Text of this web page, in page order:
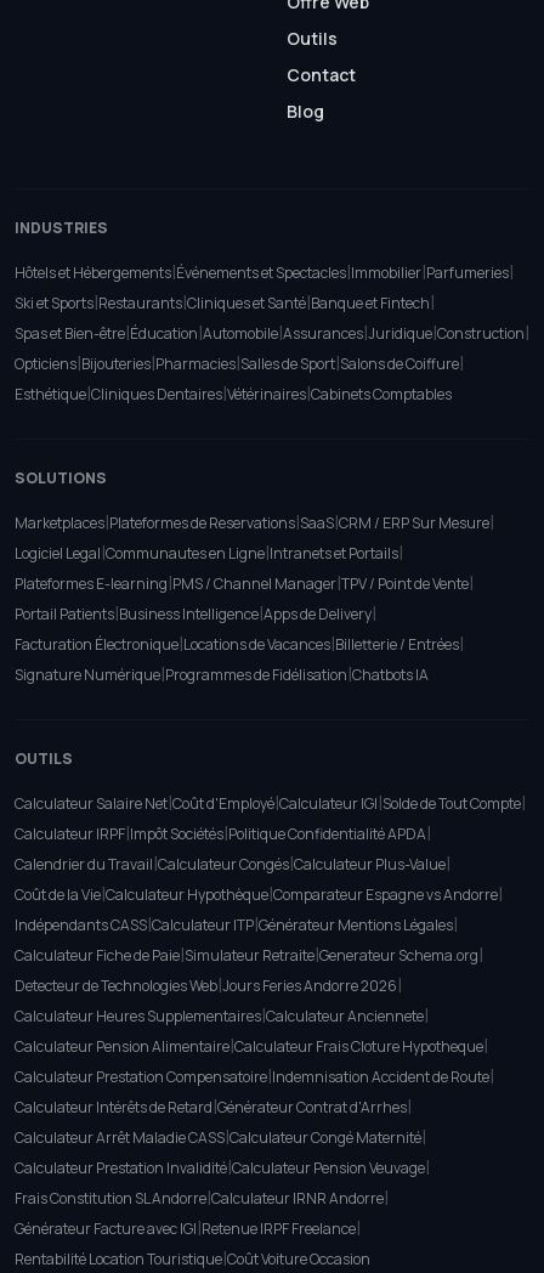
Outils
Contact
Blog
INDUSTRIES
Hôtels et Hébergements|Événements et Spectacles|Immobilier|Parfumeries|
Ski et Sports|Restaurants|Cliniques et Santé|Banque et Fintech|
Spas et Bien-être|Éducation|Automobile|Assurances|Juridique|Construction|
Opticiens|Bijouteries|Pharmacies|Salles de Sport|Salons de Coiffure|
Esthétique|Cliniques Dentaires|Vétérinaires|Cabinets Comptables
SOLUTIONS
Marketplaces|Plateformes de Reservations|SaaS|CRM / ERP Sur Mesure|
Logiciel Legal|Communautes en Ligne|Intranets et Portails|
Plateformes E-learning|PMS / Channel Manager|TPV / Point de Vente|
Portail Patients|Business Intelligence|Apps de Delivery|
Facturation Électronique|Locations de Vacances|Billetterie / Entrées|
Signature Numérique|Programmes de Fidélisation|Chatbots IA
OUTILS
Calculateur Salaire Net|Coût d'Employé|Calculateur IGI|Solde de Tout Compte|
Calculateur IRPF|Impôt Sociétés|Politique Confidentialité APDA|
Calendrier du Travail|Calculateur Congés|Calculateur Plus-Value|
Coût de la Vie|Calculateur Hypothèque|Comparateur Espagne vs Andorre|
Indépendants CASS|Calculateur ITP|Générateur Mentions Légales|
Calculateur Fiche de Paie|Simulateur Retraite|Generateur Schema.org|
Detecteur de Technologies Web|Jours Feries Andorre 2026|
Calculateur Heures Supplementaires|Calculateur Anciennete|
Calculateur Pension Alimentaire|Calculateur Frais Cloture Hypotheque|
Calculateur Prestation Compensatoire|Indemnisation Accident de Route|
Calculateur Intérêts de Retard|Générateur Contrat d'Arrhes|
Calculateur Arrêt Maladie CASS|Calculateur Congé Maternité|
Calculateur Prestation Invalidité|Calculateur Pension Veuvage|
Frais Constitution SL Andorre|Calculateur IRNR Andorre|
Générateur Facture avec IGI|Retenue IRPF Freelance|
Rentabilité Location Touristique|Coût Voiture Occasion